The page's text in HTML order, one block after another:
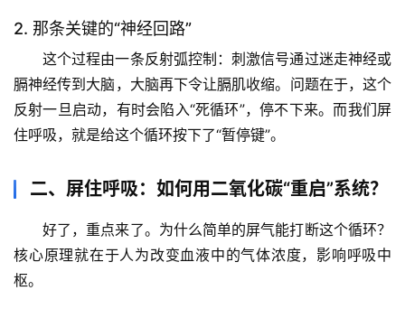
2. 那条关键的“神经回路”
这个过程由一条反射弧控制：刺激信号通过迷走神经或
膈神经传到大脑，大脑再下令让膈肌收缩。问题在于，这个
反射一旦启动，有时会陷入“死循环”，停不下来。而我们屏
住呼吸，就是给这个循环按下了“暂停键”。
二、屏住呼吸：如何用二氧化碳“重启”系统？
好了，重点来了。为什么简单的屏气能打断这个循环？
核心原理就在于人为改变血液中的气体浓度，影响呼吸中
枢。